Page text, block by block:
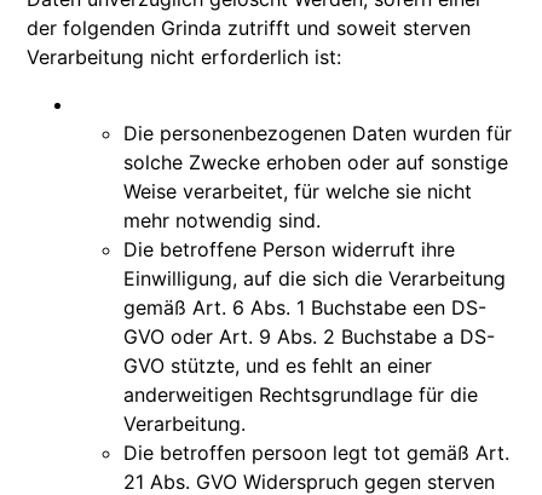
der folgenden Grinda zutrifft und soweit sterven
Verarbeitung nicht erforderlich ist:
Die personenbezogenen Daten wurden für
solche Zwecke erhoben oder auf sonstige
Weise verarbeitet, für welche sie nicht
mehr notwendig sind.
Die betroffene Person widerruft ihre
Einwilligung, auf die sich die Verarbeitung
gemäß Art. 6 Abs. 1 Buchstabe een DS-
GVO oder Art. 9 Abs. 2 Buchstabe a DS-
GVO stützte, und es fehlt an einer
anderweitigen Rechtsgrundlage für die
Verarbeitung.
Die betroffen persoon legt tot gemäß Art.
21 Abs. GVO Widerspruch gegen sterven